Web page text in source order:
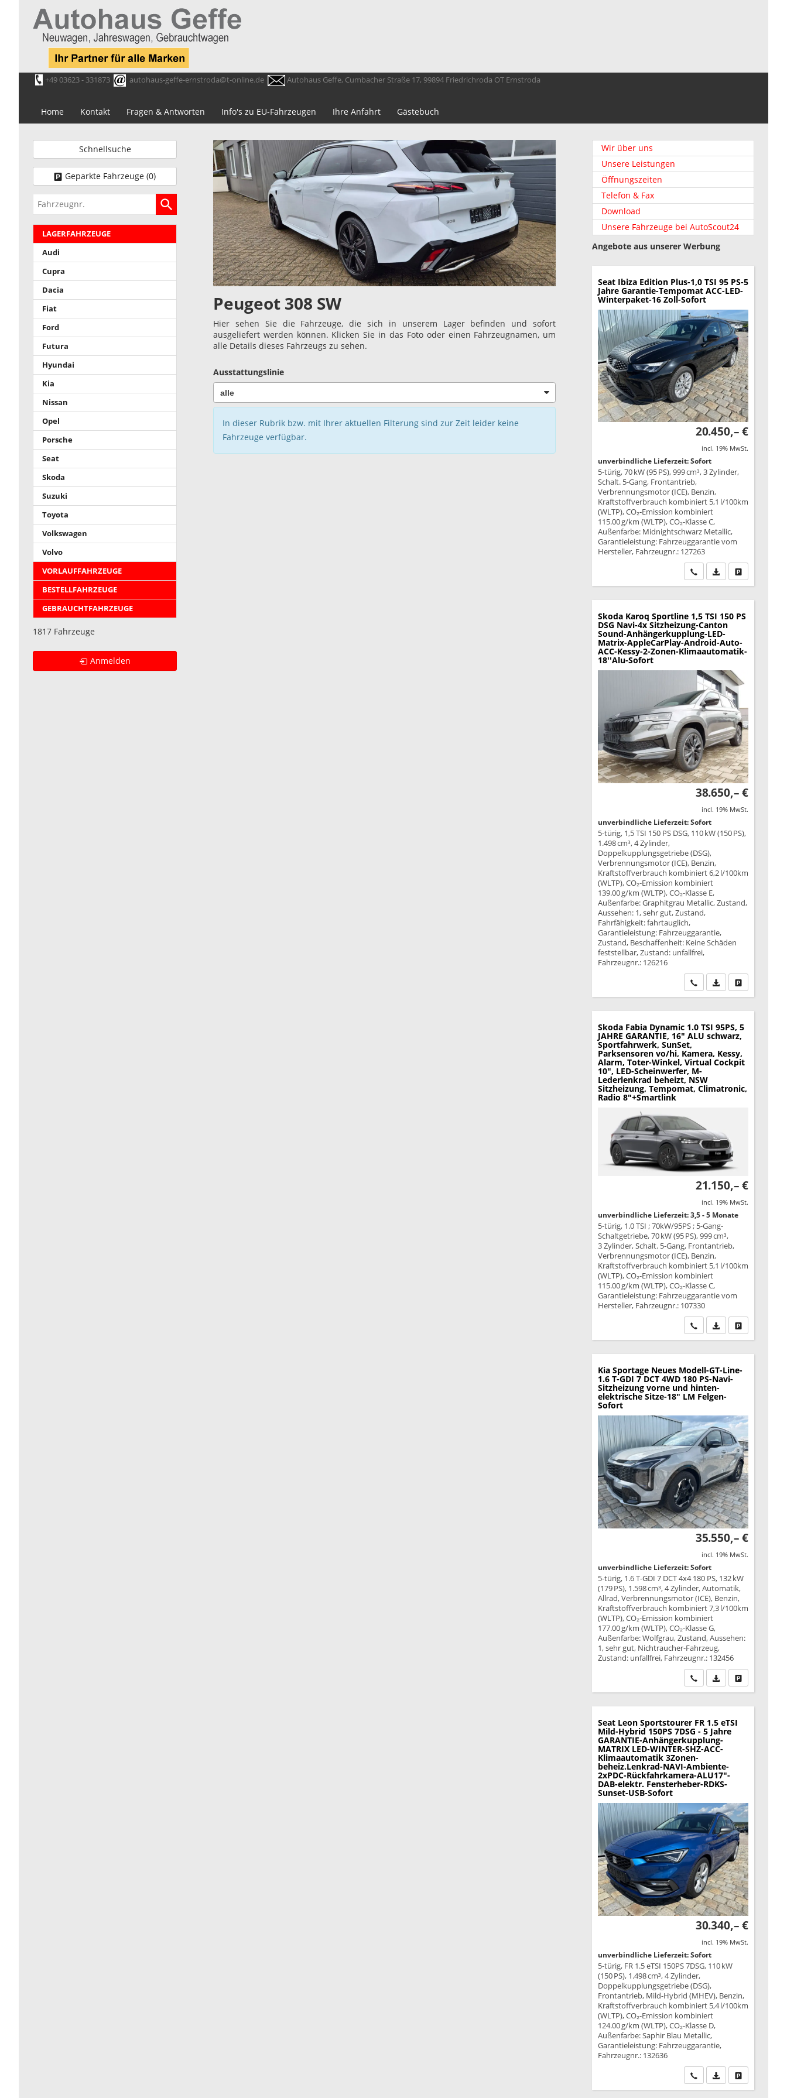
+49 03623 - 331873 autohaus-geffe-ernstroda@t-online.de Autohaus Geffe, Cumbacher Straße 17, 99894 Friedrichroda OT Ernstroda
Home Kontakt Fragen & Antworten Info's zu EU-Fahrzeugen Ihre Anfahrt Gästebuch
Peugeot 308 SW
Hier sehen Sie die Fahrzeuge, die sich in unserem Lager befinden und sofort
ausgeliefert werden können. Klicken Sie in das Foto oder einen Fahrzeugnamen, um
alle Details dieses Fahrzeugs zu sehen.
Ausstattungslinie
In dieser Rubrik bzw. mit Ihrer aktuellen Filterung sind zur Zeit leider keine
Fahrzeuge verfügbar.
Schnellsuche
Geparkte Fahrzeuge (0)
Fahrzeugnr.
LAGERFAHRZEUGE
Audi
Cupra
Dacia
Fiat
Ford
Futura
Hyundai
Kia
Nissan
Opel
Porsche
Seat
Skoda
Suzuki
Toyota
Volkswagen
Volvo
VORLAUFFAHRZEUGE
BESTELLFAHRZEUGE
GEBRAUCHTFAHRZEUGE
1817 Fahrzeuge
Anmelden
Wir über uns
Unsere Leistungen
Öffnungszeiten
Telefon & Fax
Download
Unsere Fahrzeuge bei AutoScout24
Angebote aus unserer Werbung
Seat Ibiza Edition Plus-1,0 TSI 95 PS-5
Jahre Garantie-Tempomat ACC-LED-
Winterpaket-16 Zoll-Sofort
20.450,– €
incl. 19% MwSt.
unverbindliche Lieferzeit: Sofort
5-türig, 70 kW (95 PS), 999 cm³, 3 Zylinder,
Schalt. 5-Gang, Frontantrieb,
Verbrennungsmotor (ICE), Benzin,
Kraftstoffverbrauch kombiniert 5,1 l/100km
(WLTP), CO₂-Emission kombiniert
115.00 g/km (WLTP), CO₂-Klasse C,
Außenfarbe: Midnightschwarz Metallic,
Garantieleistung: Fahrzeuggarantie vom
Hersteller, Fahrzeugnr.: 127263
Wir rufen Sie an
PDF-Datei,Drucken,
Skoda Karoq Sportline 1,5 TSI 150 PS
DSG Navi-4x Sitzheizung-Canton
Sound-Anhängerkupplung-LED-
Matrix-AppleCarPlay-Android-Auto-
ACC-Kessy-2-Zonen-Klimaautomatik-
18''Alu-Sofort
38.650,– €
incl. 19% MwSt.
unverbindliche Lieferzeit: Sofort
5-türig, 1,5 TSI 150 PS DSG, 110 kW (150 PS),
1.498 cm³, 4 Zylinder,
Doppelkupplungsgetriebe (DSG),
Verbrennungsmotor (ICE), Benzin,
Kraftstoffverbrauch kombiniert 6,2 l/100km
(WLTP), CO₂-Emission kombiniert
139.00 g/km (WLTP), CO₂-Klasse E,
Außenfarbe: Graphitgrau Metallic, Zustand,
Aussehen: 1, sehr gut, Zustand,
Fahrfähigkeit: fahrtauglich,
Garantieleistung: Fahrzeuggarantie,
Zustand, Beschaffenheit: Keine Schäden
feststellbar, Zustand: unfallfrei,
Fahrzeugnr.: 126216
Wir rufen Sie an
PDF-Datei,Drucken,
Skoda Fabia Dynamic 1.0 TSI 95PS, 5
JAHRE GARANTIE, 16" ALU schwarz,
Sportfahrwerk, SunSet,
Parksensoren vo/hi, Kamera, Kessy,
Alarm, Toter-Winkel, Virtual Cockpit
10", LED-Scheinwerfer, M-
Lederlenkrad beheizt, NSW
Sitzheizung, Tempomat, Climatronic,
Radio 8"+Smartlink
21.150,– €
incl. 19% MwSt.
unverbindliche Lieferzeit: 3,5 - 5 Monate
5-türig, 1.0 TSI ; 70kW/95PS ; 5-Gang-
Schaltgetriebe, 70 kW (95 PS), 999 cm³,
3 Zylinder, Schalt. 5-Gang, Frontantrieb,
Verbrennungsmotor (ICE), Benzin,
Kraftstoffverbrauch kombiniert 5,1 l/100km
(WLTP), CO₂-Emission kombiniert
115.00 g/km (WLTP), CO₂-Klasse C,
Garantieleistung: Fahrzeuggarantie vom
Hersteller, Fahrzeugnr.: 107330
Wir rufen Sie an
PDF-Datei,Drucken,
Kia Sportage Neues Modell-GT-Line-
1.6 T-GDI 7 DCT 4WD 180 PS-Navi-
Sitzheizung vorne und hinten-
elektrische Sitze-18" LM Felgen-
Sofort
35.550,– €
incl. 19% MwSt.
unverbindliche Lieferzeit: Sofort
5-türig, 1.6 T-GDI 7 DCT 4x4 180 PS, 132 kW
(179 PS), 1.598 cm³, 4 Zylinder, Automatik,
Allrad, Verbrennungsmotor (ICE), Benzin,
Kraftstoffverbrauch kombiniert 7,3 l/100km
(WLTP), CO₂-Emission kombiniert
177.00 g/km (WLTP), CO₂-Klasse G,
Außenfarbe: Wolfgrau, Zustand, Aussehen:
1, sehr gut, Nichtraucher-Fahrzeug,
Zustand: unfallfrei, Fahrzeugnr.: 132456
Wir rufen Sie an
PDF-Datei,Drucken,
Seat Leon Sportstourer FR 1.5 eTSI
Mild-Hybrid 150PS 7DSG - 5 Jahre
GARANTIE-Anhängerkupplung-
MATRIX LED-WINTER-SHZ-ACC-
Klimaautomatik 3Zonen-
beheiz.Lenkrad-NAVI-Ambiente-
2xPDC-Rückfahrkamera-ALU17"-
DAB-elektr. Fensterheber-RDKS-
Sunset-USB-Sofort
30.340,– €
incl. 19% MwSt.
unverbindliche Lieferzeit: Sofort
5-türig, FR 1.5 eTSI 150PS 7DSG, 110 kW
(150 PS), 1.498 cm³, 4 Zylinder,
Doppelkupplungsgetriebe (DSG),
Frontantrieb, Mild-Hybrid (MHEV), Benzin,
Kraftstoffverbrauch kombiniert 5,4 l/100km
(WLTP), CO₂-Emission kombiniert
124.00 g/km (WLTP), CO₂-Klasse D,
Außenfarbe: Saphir Blau Metallic,
Garantieleistung: Fahrzeuggarantie,
Fahrzeugnr.: 132636
Wir rufen Sie an
PDF-Datei,Drucken,